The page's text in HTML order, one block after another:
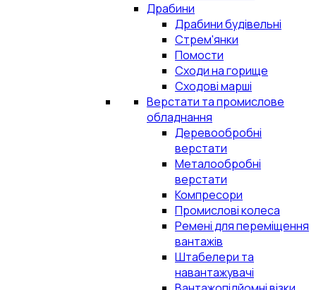
Драбини
Драбини будівельні
Стрем'янки
Помости
Сходи на горище
Сходові марші
Верстати та промислове
обладнання
Деревообробні
верстати
Металообробні
верстати
Компресори
Промислові колеса
Ремені для переміщення
вантажів
Штабелери та
навантажувачі